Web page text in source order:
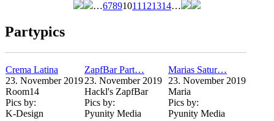
…67891011 121314…
Partypics
Crema Latina
23. November 2019
Room14
Pics by:
K-Design
ZapfBar Part…
23. November 2019
Hackl's ZapfBar
Pics by:
Pyunity Media
Marias Satur…
23. November 2019
Maria
Pics by:
Pyunity Media